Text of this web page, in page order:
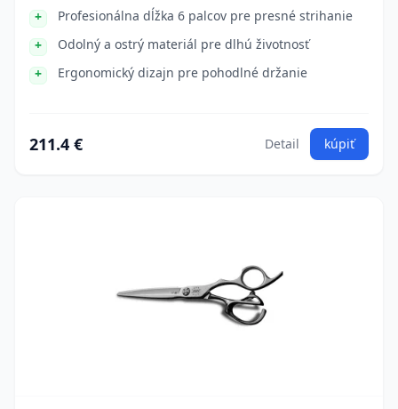
Profesionálna dĺžka 6 palcov pre presné strihanie
Odolný a ostrý materiál pre dlhú životnosť
Ergonomický dizajn pre pohodlné držanie
211.4 € Detail kúpiť